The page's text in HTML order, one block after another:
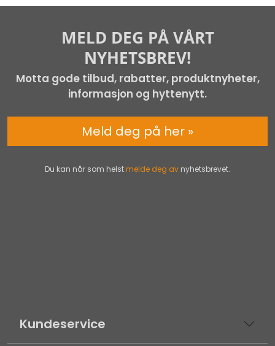
Kundeservice
MELD DEG PÅ VÅRT
NYHETSBREV!
Motta gode tilbud, rabatter, produktnyheter,
informasjon og hyttenytt.
Du kan når som helst melde deg av nyhetsbrevet.
Meld deg på her »